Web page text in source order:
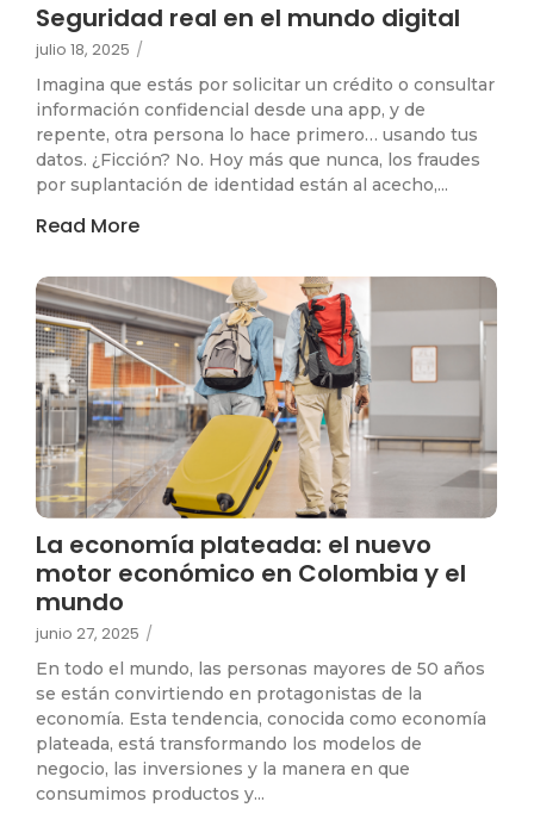
Seguridad real en el mundo digital
julio 18, 2025 /
Imagina que estás por solicitar un crédito o consultar
información confidencial desde una app, y de
repente, otra persona lo hace primero… usando tus
datos. ¿Ficción? No. Hoy más que nunca, los fraudes
por suplantación de identidad están al acecho,...
Read More
La economía plateada: el nuevo
motor económico en Colombia y el
mundo
junio 27, 2025 /
En todo el mundo, las personas mayores de 50 años
se están convirtiendo en protagonistas de la
economía. Esta tendencia, conocida como economía
plateada, está transformando los modelos de
negocio, las inversiones y la manera en que
consumimos productos y...